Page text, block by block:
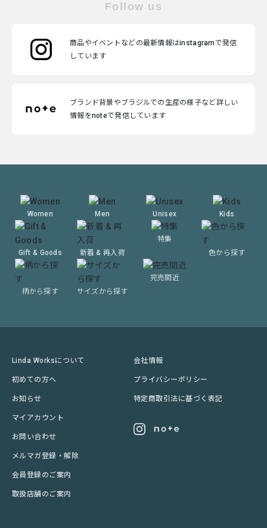
Follow us
商品やイベントなどの最新情報はinstagramで発信
しています
ブランド背景やブラジルでの生産の様子など詳しい
情報をnoteで発信しています
Women Men Unisex Kids
Gift & Goods 新着 & 再入荷
特集
色から探す
柄から探す サイズから探す
完売間近
Linda Worksについて
初めての方へ
お知らせ
マイアカウント
お問い合わせ
メルマガ登録・解除
会員登録のご案内
取扱店舗のご案内
会社情報
プライバシーポリシー
特定商取引法に基づく表記